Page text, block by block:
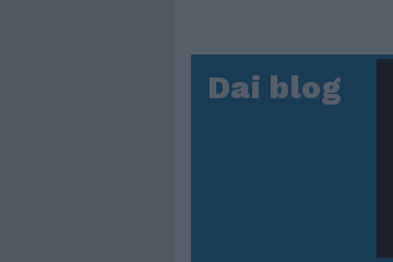
Dai blog